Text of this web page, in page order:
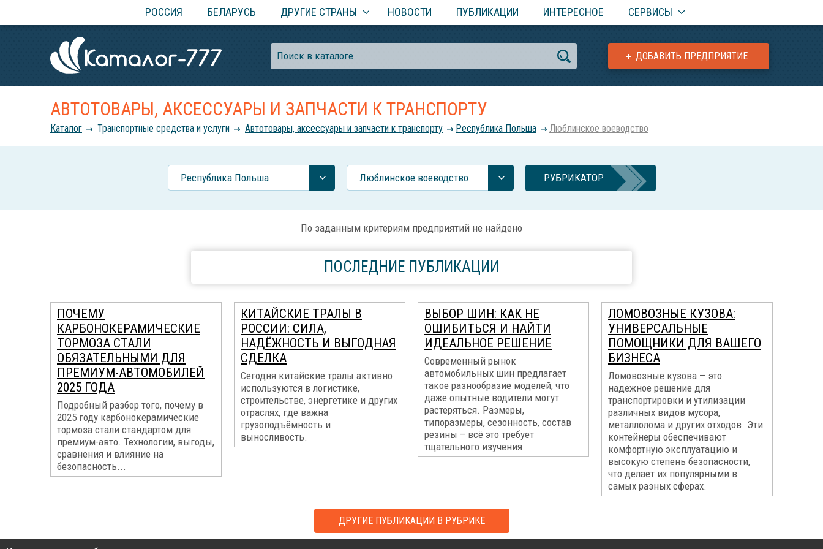
РОССИЯ БЕЛАРУСЬ ДРУГИЕ СТРАНЫ НОВОСТИ ПУБЛИКАЦИИ ИНТЕРЕСНОЕ СЕРВИСЫ
ДОБАВИТЬ ПРЕДПРИЯТИЕ
АВТОТОВАРЫ, АКСЕССУАРЫ И ЗАПЧАСТИ К ТРАНСПОРТУ
Каталог Транспортные средства и услуги Автотовары, аксессуары и запчасти к транспорту Республика Польша Люблинское воеводство
Республика Польша Люблинское воеводство РУБРИКАТОР
По заданным критериям предприятий не найдено
ПОСЛЕДНИЕ ПУБЛИКАЦИИ
ПОЧЕМУ
КАРБОНОКЕРАМИЧЕСКИЕ
ТОРМОЗА СТАЛИ
ОБЯЗАТЕЛЬНЫМИ ДЛЯ
ПРЕМИУМ-АВТОМОБИЛЕЙ
2025 ГОДА
Подробный разбор того, почему в
2025 году карбонокерамические
тормоза стали стандартом для
премиум-авто. Технологии, выгоды,
сравнения и влияние на
безопасность...
КИТАЙСКИЕ ТРАЛЫ В
РОССИИ: СИЛА,
НАДЁЖНОСТЬ И ВЫГОДНАЯ
СДЕЛКА
Сегодня китайские тралы активно
используются в логистике,
строительстве, энергетике и других
отраслях, где важна
грузоподъёмность и
выносливость.
ВЫБОР ШИН: КАК НЕ
ОШИБИТЬСЯ И НАЙТИ
ИДЕАЛЬНОЕ РЕШЕНИЕ
Современный рынок
автомобильных шин предлагает
такое разнообразие моделей, что
даже опытные водители могут
растеряться. Размеры,
типоразмеры, сезонность, состав
резины – всё это требует
тщательного изучения.
ЛОМОВОЗНЫЕ КУЗОВА:
УНИВЕРСАЛЬНЫЕ
ПОМОЩНИКИ ДЛЯ ВАШЕГО
БИЗНЕСА
Ломовозные кузова — это
надежное решение для
транспортировки и утилизации
различных видов мусора,
металлолома и других отходов. Эти
контейнеры обеспечивают
комфортную эксплуатацию и
высокую степень безопасности,
что делает их популярными в
самых разных сферах.
ДРУГИЕ ПУБЛИКАЦИИ В РУБРИКЕ